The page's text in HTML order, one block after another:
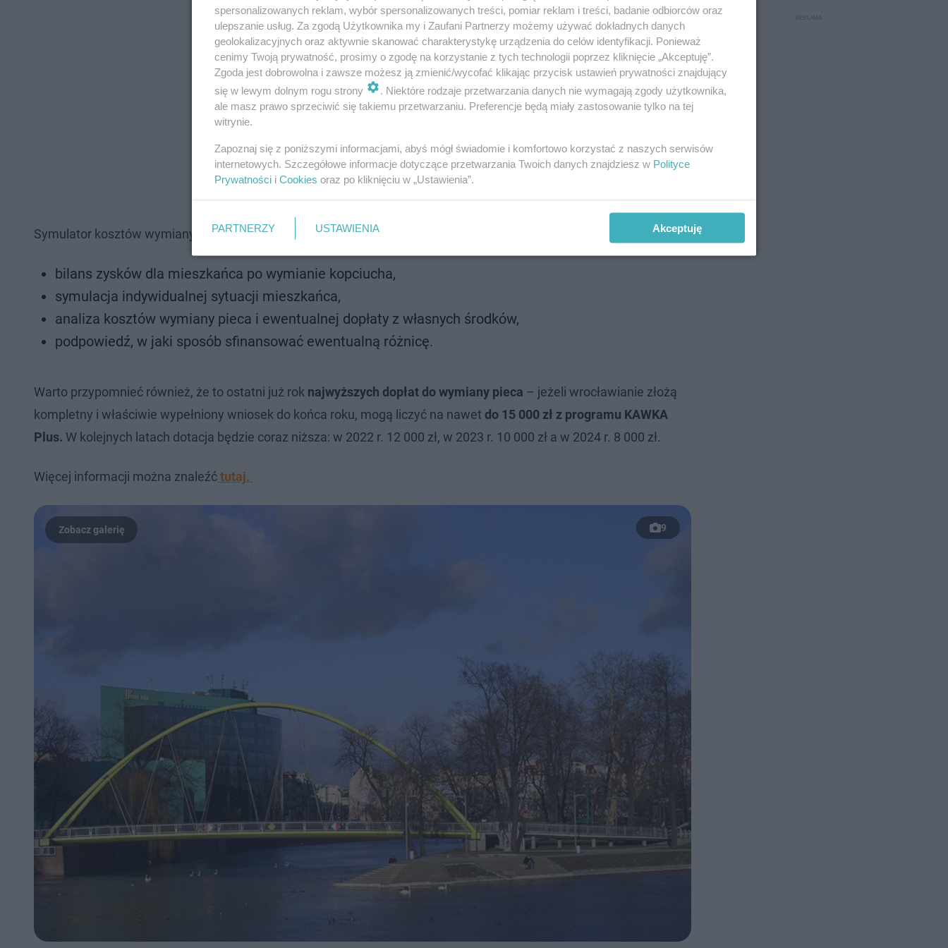
Symulator kosztów wymiany pieca - główne założenia i funkcje:
bilans zysków dla mieszkańca po wymianie kopciucha,
symulacja indywidualnej sytuacji mieszkańca,
analiza kosztów wymiany pieca i ewentualnej dopłaty z własnych środków,
podpowiedź, w jaki sposób sfinansować ewentualną różnicę.
Warto przypomnieć również, że to ostatni już rok najwyższych dopłat do wymiany pieca – jeżeli wrocławianie złożą
kompletny i właściwie wypełniony wniosek do końca roku, mogą liczyć na nawet do 15 000 zł z programu KAWKA
Plus. W kolejnych latach dotacja będzie coraz niższa: w 2022 r. 12 000 zł, w 2023 r. 10 000 zł a w 2024 r. 8 000 zł.
Więcej informacji można znaleźćtutaj.
9
spersonalizowanych reklam, wybór spersonalizowanych treści, pomiar reklam i treści, badanie odbiorców oraz
ulepszanie usług. Za zgodą Użytkownika my i Zaufani Partnerzy możemy używać dokładnych danych
geolokalizacyjnych oraz aktywnie skanować charakterystykę urządzenia do celów identyfikacji. Ponieważ
cenimy Twoją prywatność, prosimy o zgodę na korzystanie z tych technologii poprzez kliknięcie „Akceptuję”.
Zgoda jest dobrowolna i zawsze możesz ją zmienić/wycofać klikając przycisk ustawień prywatności znajdujący
się w lewym dolnym rogu strony
. Niektóre rodzaje przetwarzania danych nie wymagają zgody użytkownika,
ale masz prawo sprzeciwić się takiemu przetwarzaniu. Preferencje będą miały zastosowanie tylko na tej
witrynie.
Zapoznaj się z poniższymi informacjami, abyś mógł świadomie i komfortowo korzystać z naszych serwisów
internetowych. Szczegółowe informacje dotyczące przetwarzania Twoich danych znajdziesz w Polityce
Prywatności i Cookies oraz po kliknięciu w „Ustawienia”.
PARTNERZY USTAWIENIA Akceptuję